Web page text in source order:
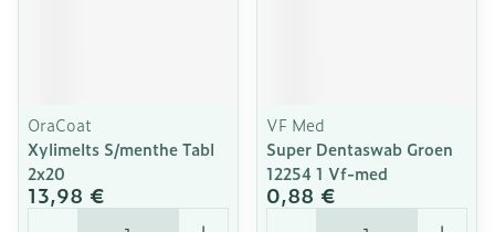
OraCoat
Xylimelts S/menthe Tabl
2x20
13,98 €
Quantité
VF Med
Super Dentaswab Groen
12254 1 Vf-med
0,88 €
Quantité